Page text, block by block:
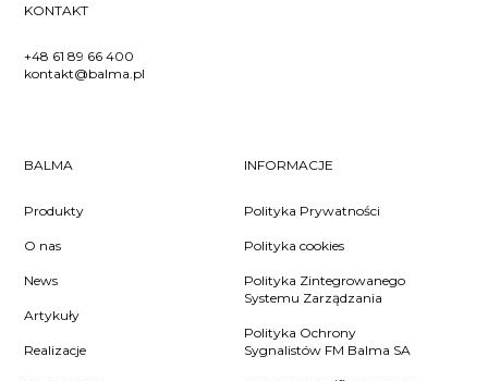
KONTAKT
+48 61 89 66 400
kontakt@balma.pl
BALMA
Produkty
O nas
News
Artykuły
Realizacje
INFORMACJE
Polityka Prywatności
Polityka cookies
Polityka Zintegrowanego
Systemu Zarządzania
Polityka Ochrony
Sygnalistów FM Balma SA